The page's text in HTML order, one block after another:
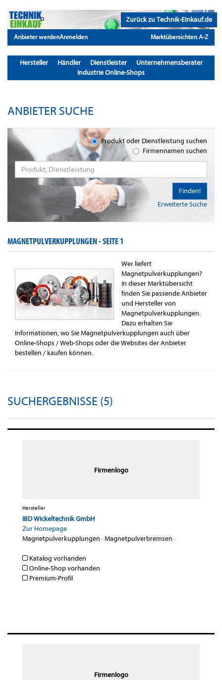
Zurück zu Technik-Einkauf.de
Anbieter werdenAnmelden Marktübersichten A-Z
Hersteller Händler Dienstleister
Unternehmensberater
Industrie Online-Shops
ANBIETER SUCHE
Produkt oder Dienstleistung suchen
Firmennamen suchen
Erweiterte Suche
Finden!
MAGNETPULVERKUPPLUNGEN -SEITE 1
Wer liefert
Magnetpulverkupplungen?
In dieser Marktübersicht
finden Sie passende Anbieter
und Hersteller von
Magnetpulverkupplungen.
Dazu erhalten Sie
Informationen, wo Sie Magnetpulverkupplungen auch über
Online-Shops / Web-Shops oder die Websites der Anbieter
bestellen / kaufen können.
SUCHERGEBNISSE (5)
Firmenlogo
Hersteller
IBD Wickeltechnik GmbH
Zur Homepage
Magnetpulverkupplungen ·Magnetpulverbremsen ·
Katalog vorhanden
Online-Shop vorhanden
Premium-Profil
Firmenlogo